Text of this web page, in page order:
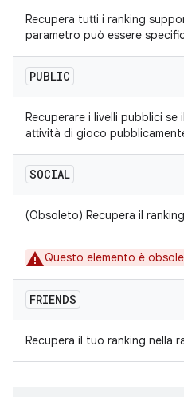
Recupera tutti i ranking
parametro può essere
PUBLIC
Recuperare i livelli pubblici
attività di gioco
SOCIAL
(Obsoleto) Recupera il
Questo elemento è
FRIENDS
Recupera il tuo ranking nella